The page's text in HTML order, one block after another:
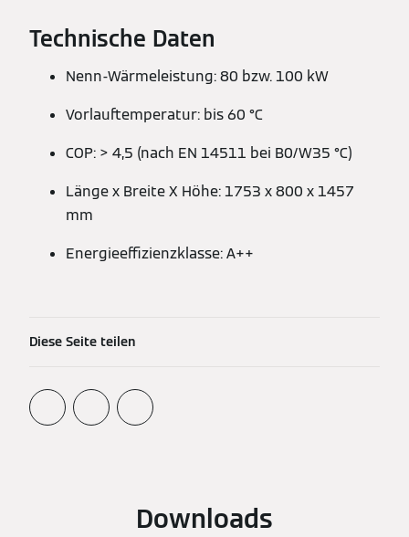
Technische Daten
Nenn-Wärmeleistung: 80 bzw. 100 kW
Vorlauftemperatur: bis 60 °C
COP: > 4,5 (nach EN 14511 bei B0/W35 °C)
Länge x Breite X Höhe: 1753 x 800 x 1457
mm
Energieeffizienzklasse: A++
Diese Seite teilen
Downloads